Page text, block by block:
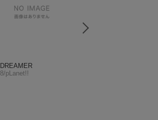
DREAMER
8/pLanet!!